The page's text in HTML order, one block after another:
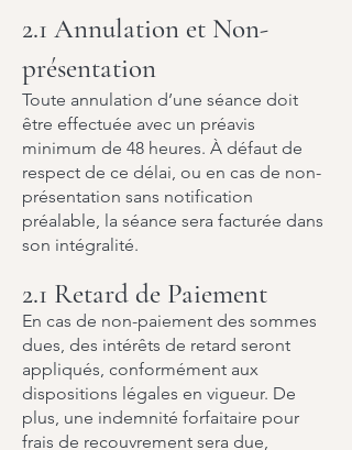
2.1 Annulation et Non-
présentation
Toute annulation d’une séance doit
être effectuée avec un préavis
minimum de 48 heures. À défaut de
respect de ce délai, ou en cas de non-
présentation sans notification
préalable, la séance sera facturée dans
son intégralité.
2.1 Retard de Paiement
En cas de non-paiement des sommes
dues, des intérêts de retard seront
appliqués, conformément aux
dispositions légales en vigueur. De
plus, une indemnité forfaitaire pour
frais de recouvrement sera due,